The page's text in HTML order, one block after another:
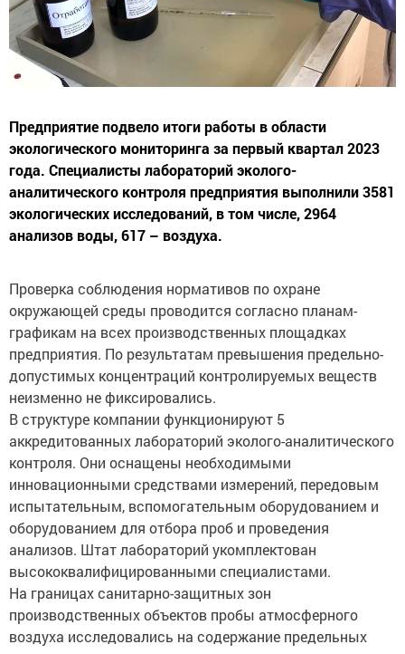
Предприятие подвело итоги работы в области
экологического мониторинга за первый квартал 2023
года. Специалисты лабораторий эколого-
аналитического контроля предприятия выполнили 3581
экологических исследований, в том числе, 2964
анализов воды, 617 – воздуха.
Проверка соблюдения нормативов по охране
окружающей среды проводится согласно планам-
графикам на всех производственных площадках
предприятия. По результатам превышения предельно-
допустимых концентраций контролируемых веществ
неизменно не фиксировались.
В структуре компании функционируют 5
аккредитованных лабораторий эколого-аналитического
контроля. Они оснащены необходимыми
инновационными средствами измерений, передовым
испытательным, вспомогательным оборудованием и
оборудованием для отбора проб и проведения
анализов. Штат лабораторий укомплектован
высококвалифицированными специалистами.
На границах санитарно-защитных зон
производственных объектов пробы атмосферного
воздуха исследовались на содержание предельных